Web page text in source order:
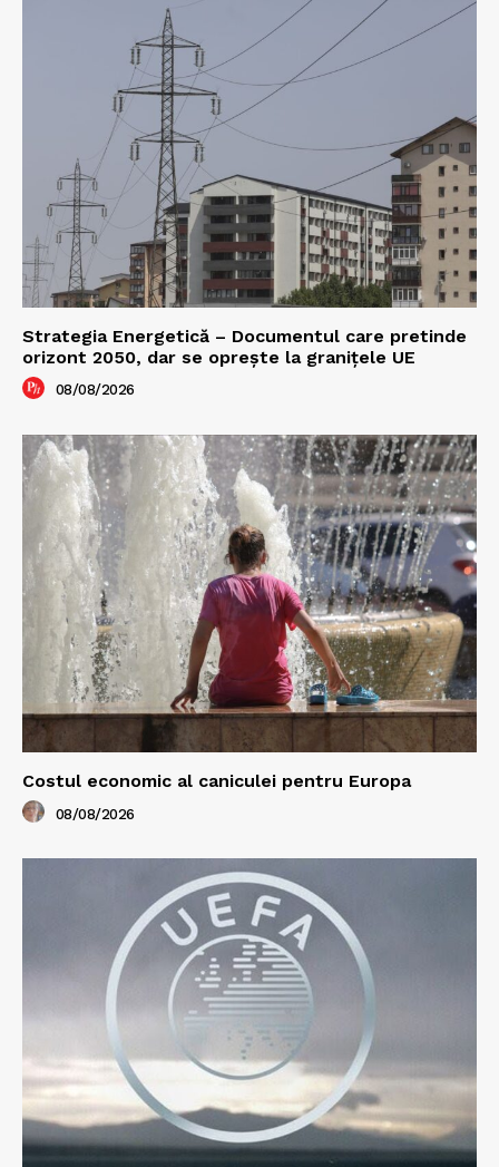
Strategia Energetică – Documentul care pretinde
orizont 2050, dar se oprește la granițele UE
08/08/2026
Costul economic al caniculei pentru Europa
08/08/2026